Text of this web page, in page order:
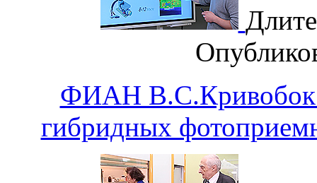
ФИАН В.С.Кривобок
гибридных